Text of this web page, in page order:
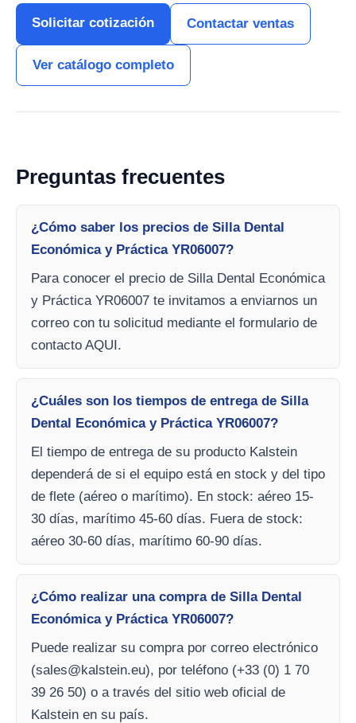
Solicitar cotización Contactar ventas
Ver catálogo completo
Preguntas frecuentes
¿Cómo saber los precios de Silla Dental
Económica y Práctica YR06007?
Para conocer el precio de Silla Dental Económica
y Práctica YR06007 te invitamos a enviarnos un
correo con tu solicitud mediante el formulario de
contacto AQUI.
¿Cuáles son los tiempos de entrega de Silla
Dental Económica y Práctica YR06007?
El tiempo de entrega de su producto Kalstein
dependerá de si el equipo está en stock y del tipo
de flete (aéreo o marítimo). En stock: aéreo 15-
30 días, marítimo 45-60 días. Fuera de stock:
aéreo 30-60 días, marítimo 60-90 días.
¿Cómo realizar una compra de Silla Dental
Económica y Práctica YR06007?
Puede realizar su compra por correo electrónico
(sales@kalstein.eu), por teléfono (+33 (0) 1 70
39 26 50) o a través del sitio web oficial de
Kalstein en su país.